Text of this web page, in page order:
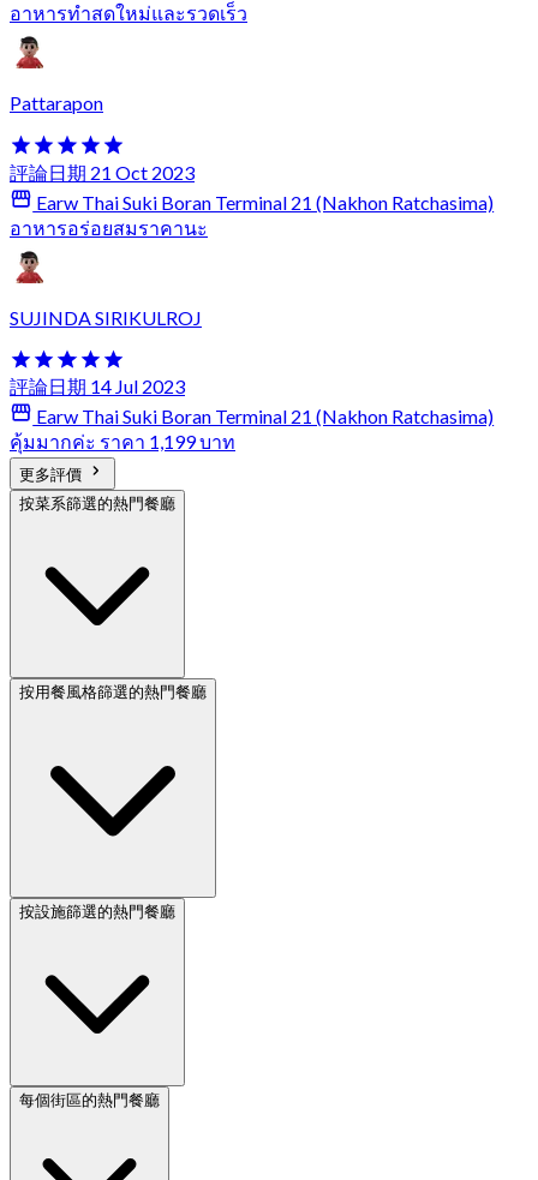
อาหารทำสดใหม่และรวดเร็ว
Pattarapon
評論日期 21 Oct 2023
Earw Thai Suki Boran Terminal 21 (Nakhon Ratchasima)
อาหารอร่อยสมราคานะ
SUJINDA SIRIKULROJ
評論日期 14 Jul 2023
Earw Thai Suki Boran Terminal 21 (Nakhon Ratchasima)
คุ้มมากค่ะ ราคา 1,199 บาท
更多評價
按菜系篩選的熱門餐廳
按用餐風格篩選的熱門餐廳
按設施篩選的熱門餐廳
每個街區的熱門餐廳